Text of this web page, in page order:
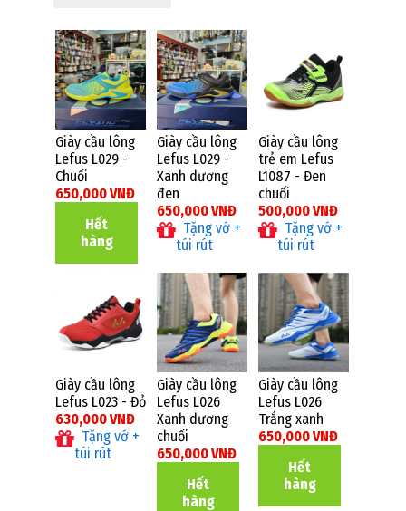
Giày cầu lông
Lefus L029 -
Chuối
650,000 VNĐ
Hết
hàng
Giày cầu lông
Lefus L029 -
Xanh dương
đen
650,000 VNĐ
Tặng vớ +
túi rút
Giày cầu lông
trẻ em Lefus
L1087 - Đen
chuối
500,000 VNĐ
Tặng vớ +
túi rút
Giày cầu lông
Lefus L023 - Đỏ
630,000 VNĐ
Tặng vớ +
túi rút
Giày cầu lông
Lefus L026
Xanh dương
chuối
650,000 VNĐ
Hết
hàng
Giày cầu lông
Lefus L026
Trắng xanh
650,000 VNĐ
Hết
hàng